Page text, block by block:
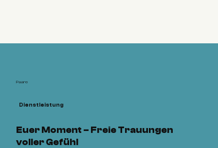
Paare
Dienstleistung
Euer Moment – Freie Trauungen
voller Gefühl